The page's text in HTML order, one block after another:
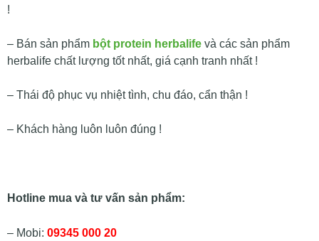
!
– Bán sản phẩm bột protein herbalifevà các sản phẩm
herbalife chất lượng tốt nhất, giá cạnh tranh nhất !
– Thái độ phục vụ nhiệt tình, chu đáo, cẩn thận !
– Khách hàng luôn luôn đúng !
Hotline mua và tư vấn sản phẩm:
– Mobi: 09345 000 20